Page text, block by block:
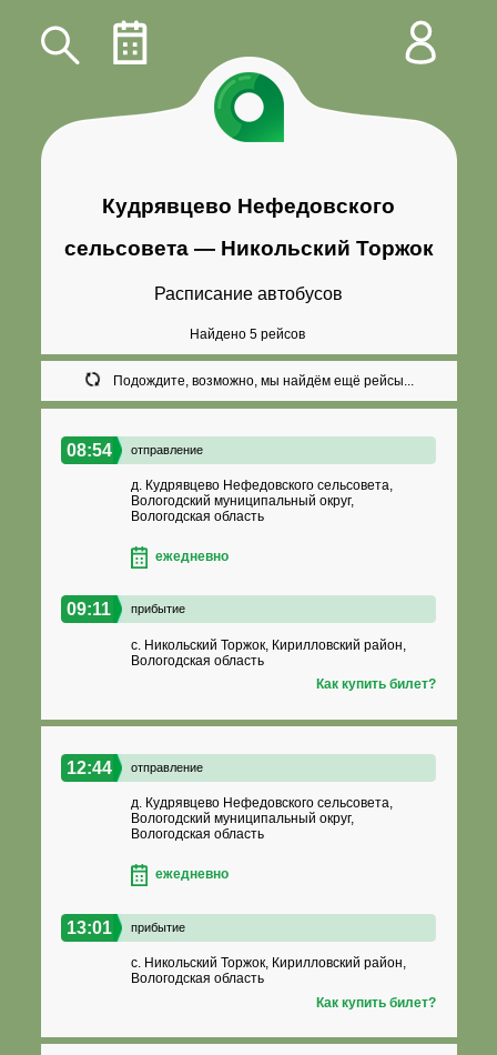
Кудрявцево Нефедовского
сельсовета — Никольский Торжок
Расписание автобусов
Найдено 5 рейсов
Подождите, возможно, мы найдём ещё рейсы...
08:54 отправление
д. Кудрявцево Нефедовского сельсовета,
Вологодский муниципальный округ,
Вологодская область
ежедневно
09:11 прибытие
с. Никольский Торжок, Кирилловский район,
Вологодская область
Как купить билет?
12:44 отправление
д. Кудрявцево Нефедовского сельсовета,
Вологодский муниципальный округ,
Вологодская область
ежедневно
13:01 прибытие
с. Никольский Торжок, Кирилловский район,
Вологодская область
Как купить билет?